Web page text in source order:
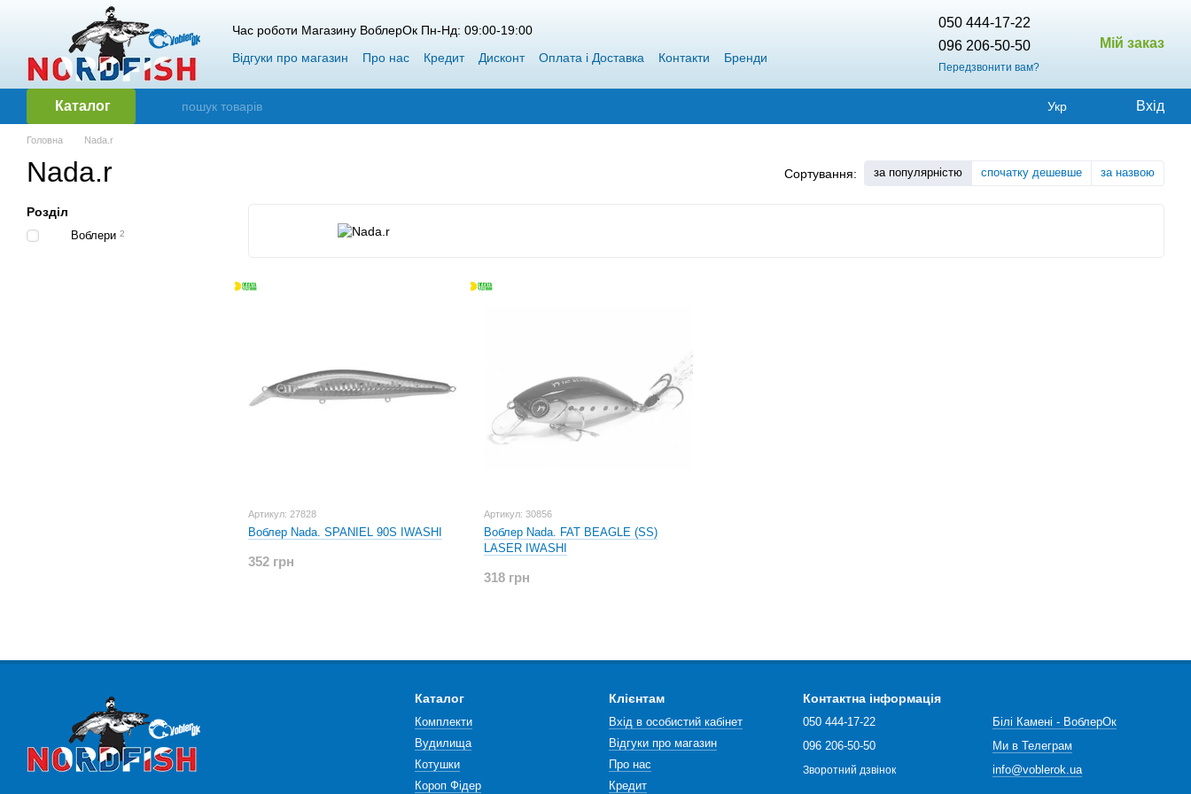
Перейти до основного контенту
Час роботи Магазину ВоблерОк Пн-Нд: 09:00-19:00
Відгуки про магазин
Про нас Кредит Дисконт Оплата і Доставка Контакти
Бренди
050 444-17-22
096 206-50-50
Передзвонити вам?
Мій заказ
Каталог Укр Вхід
Головна Nada.r
Nada.r Сортування: за популярністю спочатку дешевше за назвою
Артикул: 27828
Воблер Nada. SPANIEL 90S IWASHI
352 грн
Артикул: 30856
Воблер Nada. FAT BEAGLE (SS)
LASER IWASHI
318 грн
Розділ
Воблери 2
Каталог
Комплекти
Вудилища
Котушки
Короп Фідер
Клієнтам
Вхід в особистий кабінет
Відгуки про магазин
Про нас
Кредит
Контактна інформація
050 444-17-22
096 206-50-50
Зворотний дзвінок
Білі Камені - ВоблерОк
Ми в Телеграм
info@voblerok.ua